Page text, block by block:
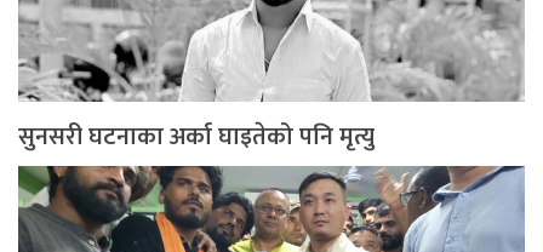
सुनसरी घटनाका अर्का घाइतेको पनि मृत्यु